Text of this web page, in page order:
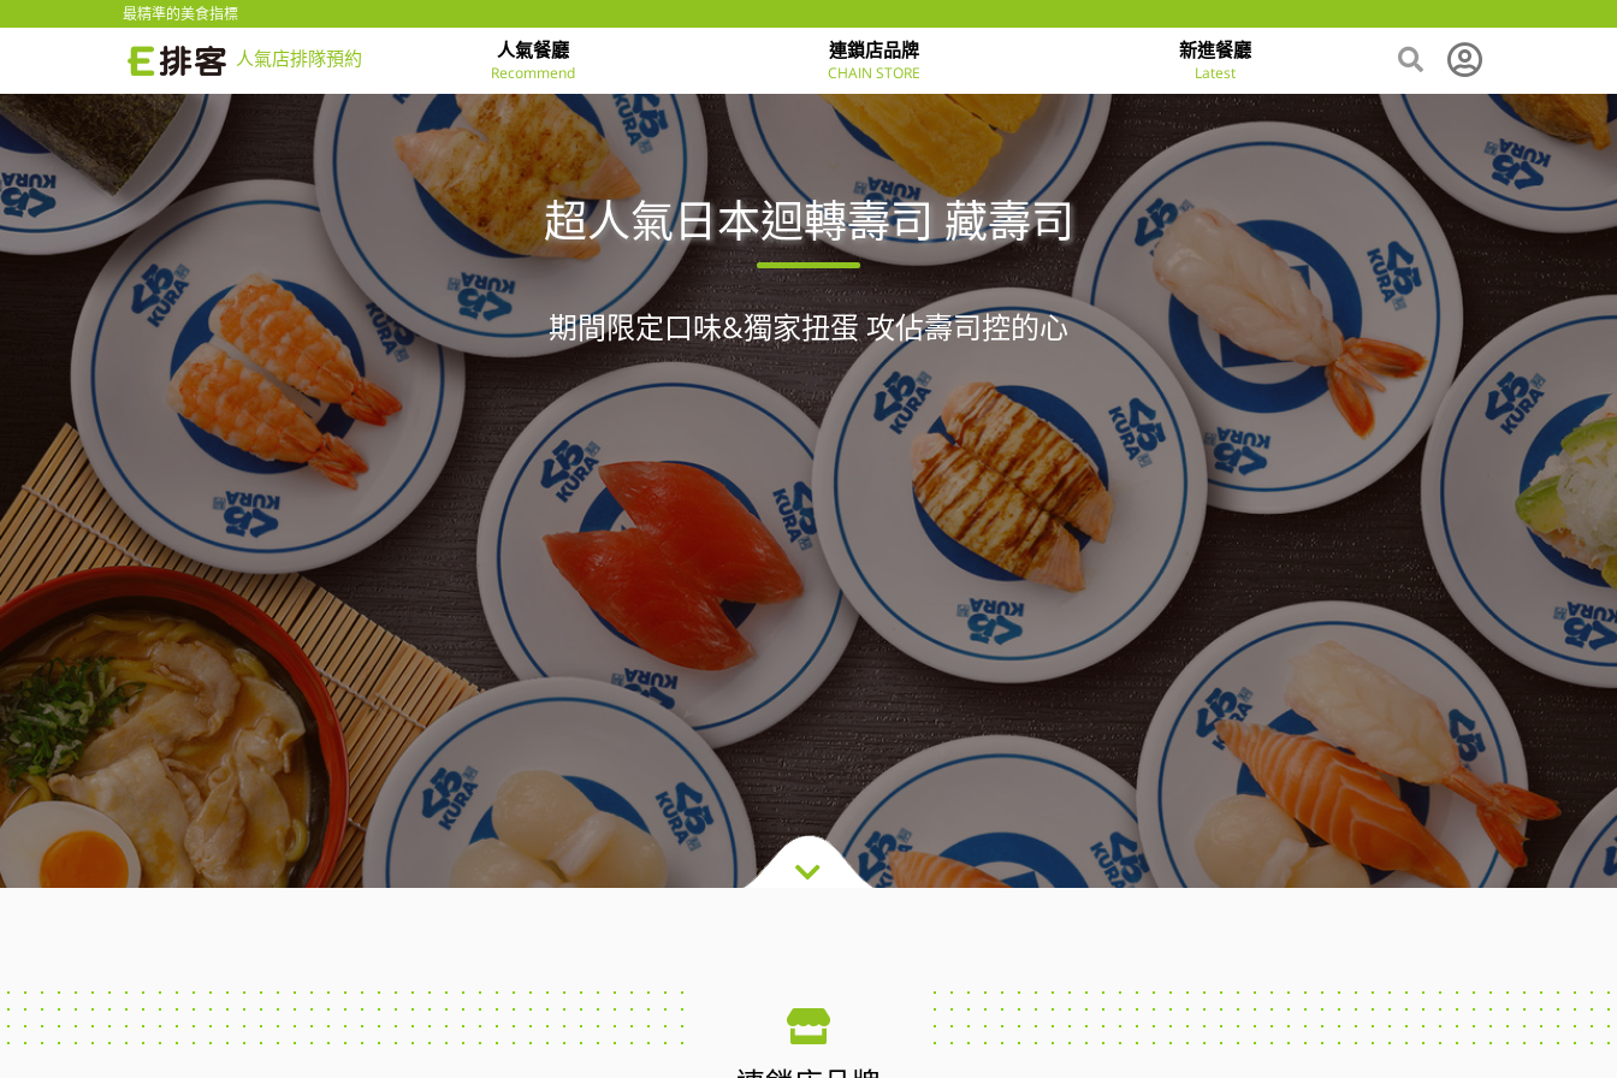
最精準的美食指標
人氣店排隊預約 人氣餐廳
Recommend
連鎖店品牌
CHAIN STORE
新進餐廳
Latest
超人氣日本迴轉壽司 藏壽司
期間限定口味&獨家扭蛋 攻佔壽司控的心